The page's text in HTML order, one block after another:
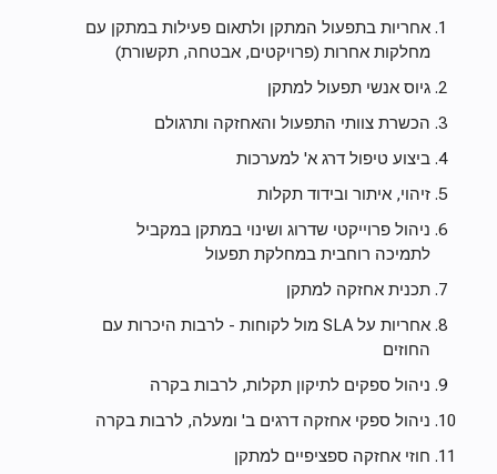
אחריות בתפעול המתקן ולתאום פעילות במתקן עם
מחלקות אחרות (פרויקטים, אבטחה, תקשורת)
גיוס אנשי תפעול למתקן
הכשרת צוותי התפעול והאחזקה ותרגולם
ביצוע טיפול דרג א' למערכות
זיהוי, איתור ובידוד תקלות
ניהול פרוייקטי שדרוג ושינוי במתקן במקביל
לתמיכה רוחבית במחלקת תפעול
תכנית אחזקה למתקן
אחריות על SLA מול לקוחות - לרבות היכרות עם
החוזים
ניהול ספקים לתיקון תקלות, לרבות בקרה
ניהול ספקי אחזקה דרגים ב' ומעלה, לרבות בקרה
חוזי אחזקה ספציפיים למתקן